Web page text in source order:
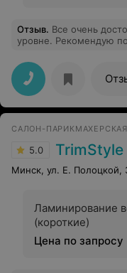
Отзыв. Все очень
уровне. Рекомендую
САЛОН-ПАРИКМАХЕРСКАЯ
5.0 TrimStyle
Минск, ул. Е. Полоцкой,
Ламинирование
(короткие)
Цена по запросу